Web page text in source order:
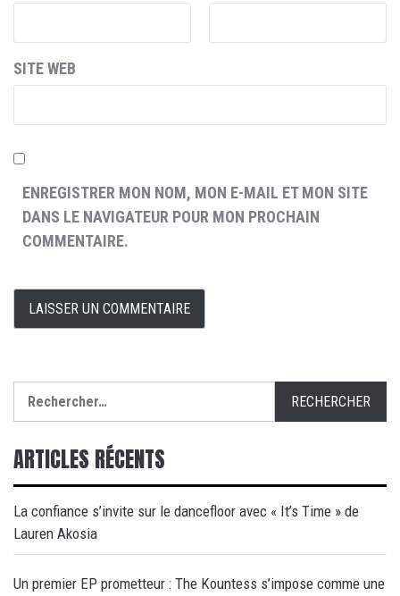
SITE WEB
ENREGISTRER MON NOM, MON E-MAIL ET MON SITE
DANS LE NAVIGATEUR POUR MON PROCHAIN
COMMENTAIRE.
ARTICLES RÉCENTS
La confiance s’invite sur le dancefloor avec « It’s Time » de
Lauren Akosia
Un premier EP prometteur : The Kountess s’impose comme une